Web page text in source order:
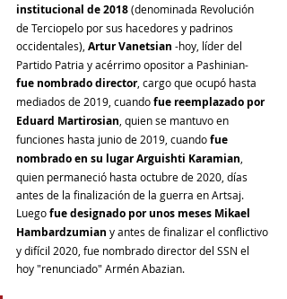
institucional de 2018 (denominada Revolución
de Terciopelo por sus hacedores y padrinos
occidentales), Artur Vanetsian -hoy, líder del
Partido Patria y acérrimo opositor a Pashinian-
fue nombrado director, cargo que ocupó hasta
mediados de 2019, cuando fue reemplazado por
Eduard Martirosian , quien se mantuvo en
funciones hasta junio de 2019, cuando fue
nombrado en su lugar Arguishti Karamian
quien permaneció hasta octubre de 2020, días
antes de la finalización de la guerra en Artsaj.
Luego fue designado por unos meses Mikael
Hambardzumian y antes de finalizar el conflictivo
y difícil 2020, fue nombrado director del SSN el
hoy "renunciado" Armén Abazian.